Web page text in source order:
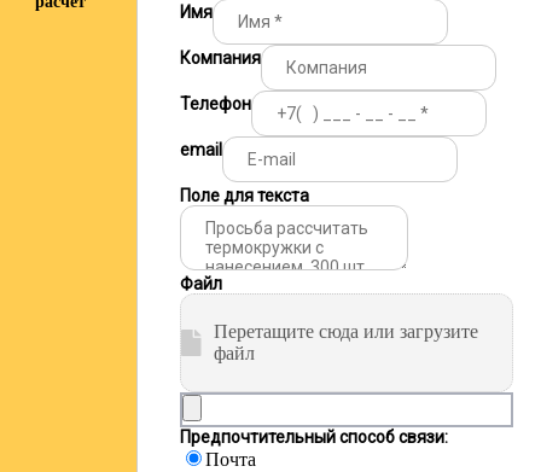
Имя
Компания
Телефон
email
Поле для текста
Файл
Перетащите сюда или загрузите
файл
Предпочтительный способ связи:
Почта